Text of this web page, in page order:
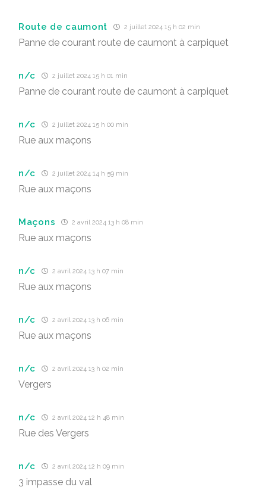
Route de caumont 2 juillet 2024 15 h 02 min
Panne de courant route de caumont à carpiquet
n/c 2 juillet 2024 15 h 01 min
Panne de courant route de caumont à carpiquet
n/c 2 juillet 2024 15 h 00 min
Rue aux maçons
n/c 2 juillet 2024 14 h 59 min
Rue aux maçons
Maçons 2 avril 2024 13 h 08 min
Rue aux maçons
n/c 2 avril 2024 13 h 07 min
Rue aux maçons
n/c 2 avril 2024 13 h 06 min
Rue aux maçons
n/c 2 avril 2024 13 h 02 min
Vergers
n/c 2 avril 2024 12 h 48 min
Rue des Vergers
n/c 2 avril 2024 12 h 09 min
3 impasse du val